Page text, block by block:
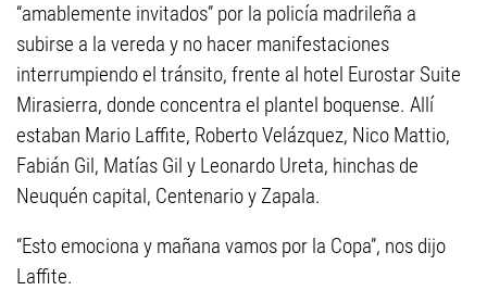
“amablemente invitados” por la policía madrileña a
subirse a la vereda y no hacer manifestaciones
interrumpiendo el tránsito, frente al hotel Eurostar Suite
Mirasierra, donde concentra el plantel boquense. Allí
estaban Mario Laffite, Roberto Velázquez, Nico Mattio,
Fabián Gil, Matías Gil y Leonardo Ureta, hinchas de
Neuquén capital, Centenario y Zapala.
“Esto emociona y mañana vamos por la Copa”, nos dijo
Laffite.